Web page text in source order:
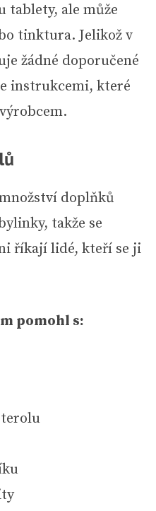
tablety, ale může
tinktura. Jelikož v
žádné doporučené
instrukcemi, které
doplňků
takže se
říkají lidé, kteří se ji
pomohl s: